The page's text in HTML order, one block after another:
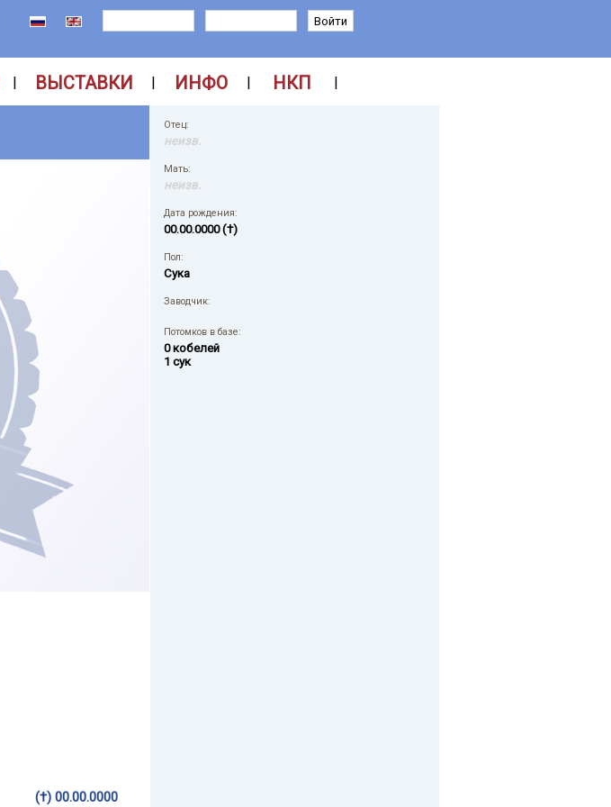
| ВЫСТАВКИ | ИНФО | НКП |
(†) 00.00.0000
Отец:
неизв.
Мать:
неизв.
Дата рождения:
00.00.0000 (†)
Пол:
Сука
Заводчик:
Потомков в базе:
0 кобелей
1 сук